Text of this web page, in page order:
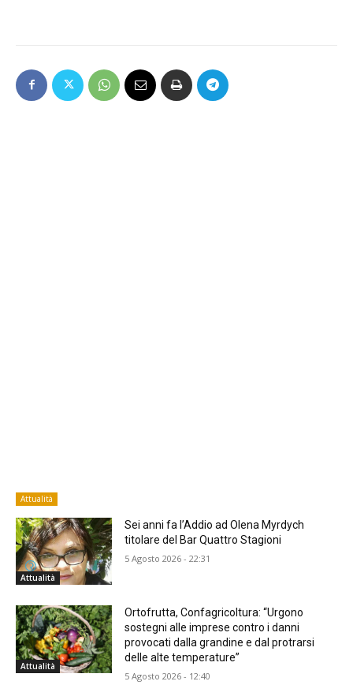
Attualità
Attualità
Sei anni fa l’Addio ad Olena Myrdych
titolare del Bar Quattro Stagioni
5 Agosto 2026 - 22:31
Attualità
Ortofrutta, Confagricoltura: “Urgono
sostegni alle imprese contro i danni
provocati dalla grandine e dal protrarsi
delle alte temperature”
5 Agosto 2026 - 12:40